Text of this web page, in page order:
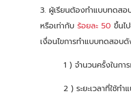
3. ผู้เรียนต้องทำแบบทดสอ
หรือเท่ากับ ร้อยละ 50 ขึ้นไ
เงื่อนไขการทำแบบทดสอบ
1 ) จำนวนครั้งในก
2 ) ระยะเวลาที่ใช้ท